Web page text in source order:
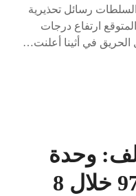
رسائل تحذيرية
ارتفاع درجات
في أثينا أعلنت…
وحدة
التفتيش ترحل 9700 خلال 8